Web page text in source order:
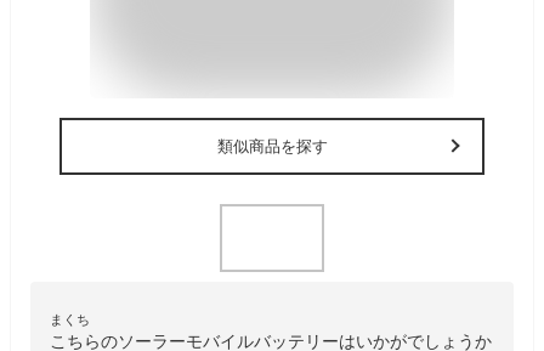
類似商品を探す
まくち
こちらのソーラーモバイルバッテリーはいかがでしょうか